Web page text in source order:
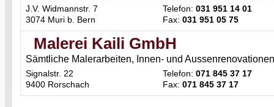
J.V. Widmannstr. 7
3074 Muri b. Bern
Telefon: 031 951 14 01
Fax: 031 951 05 75
Malerei Kaili GmbH
Sämtliche Malerarbeiten, Innen- und
Signalstr. 22
9400 Rorschach
Telefon: 071 845 37 17
Fax: 071 845 37 17